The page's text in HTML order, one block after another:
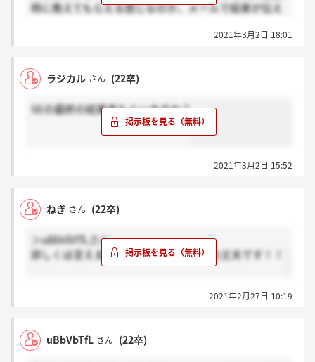
時に教えてもらえる感じなのか、メールで結果が伝え
2021年3月2日 18:01
ラジカル さん (22卒)
SEの最終の結果来た人いますか？
2021年3月2日 15:52
ねぎ さん (22卒)
＞uBbVbTfLさん
詳しくは言えませんが、絶対来るので大丈夫です！！
2021年2月27日 10:19
uBbVbTfL さん (22卒)